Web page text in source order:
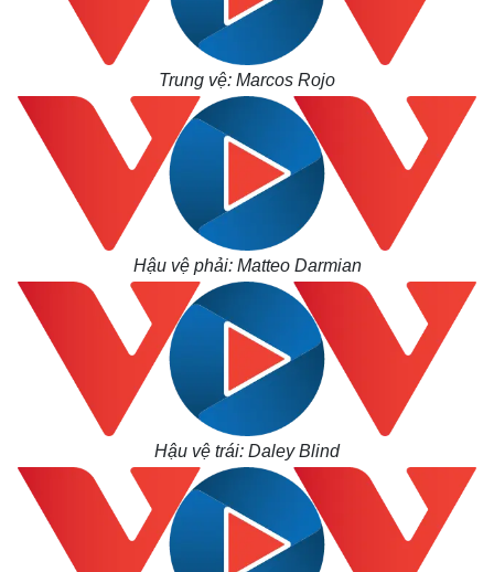
Thế giới
Quan sát
Cuộc sống đó đây
Multimedia
Video
Ảnh
E-Magazine
Infographic
Trung vệ: Marcos Rojo
Hậu vệ phải: Matteo Darmian
Hậu vệ trái: Daley Blind